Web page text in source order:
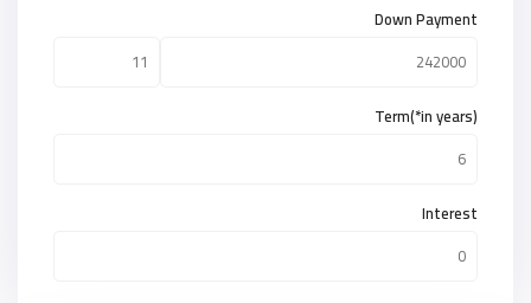
Down Payment
Term(*in years)
Interest